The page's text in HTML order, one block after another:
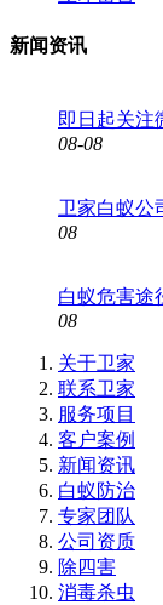
新闻资讯
即日起关注
08-08
卫家白蚁公
08
白蚁危害途
08
关于卫家
联系卫家
服务项目
客户案例
新闻资讯
白蚁防治
专家团队
公司资质
除四害
消毒杀虫